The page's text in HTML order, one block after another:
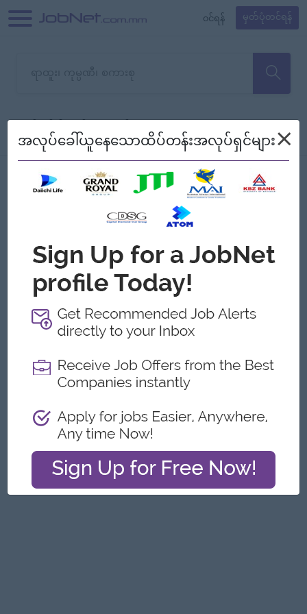
၀င်ရန် မှတ်ပုံတင်ရန်
သော အလုပ်မရှိသေးပါ။
စစ်ရန် စဉ်၍ကြည့်မည်
Jobs
အလုပ်ခေါ်ယူနေသောထိပ်တန်းအလုပ်ရှင်များ×